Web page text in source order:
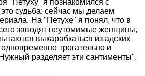
судьба: сейчас мы делаем
На "Петухе" я понял, что в
заводят неутомимые женщины,
выкарабкаться из адских
трогательно и
разделяет эти сантименты",